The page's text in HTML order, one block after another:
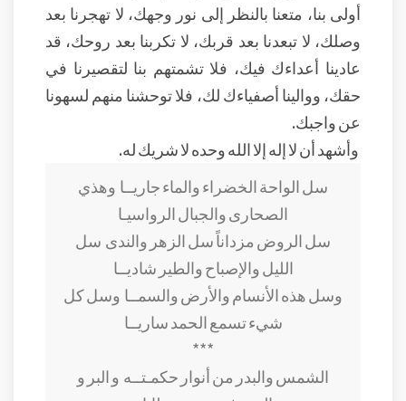
أولى بنا، متعنا بالنظر إلى نور وجهك، لا تهجرنا بعد
وصلك، لا تبعدنا بعد قربك، لا تكربنا بعد روحك، قد
عادينا أعداءك فيك، فلا تشمتهم بنا لتقصيرنا في
حقك، ووالينا أصفياءك لك، فلا توحشنا منهم لسهونا
عن واجبك.
وأشهد أن لا إله إلا الله وحده لا شريك له.
سل الواحة الخضراء والماء جاريــا وهذي
الصحارى والجبال الرواسيـا
سل الروض مزداناً سل الزهر والندى سل
الليل والإصباح والطير شاديــا
وسل هذه الأنسام والأرض والسمــا وسل كل
شيء تسمع الحمد ساريــا
***
الشمس والبدر من أنوار حكمـتــه و البر و